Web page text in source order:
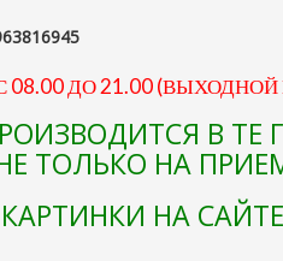
ДО 21.00 (ВЫХОДНОЙ
В
ТОЛЬКО НА
НА